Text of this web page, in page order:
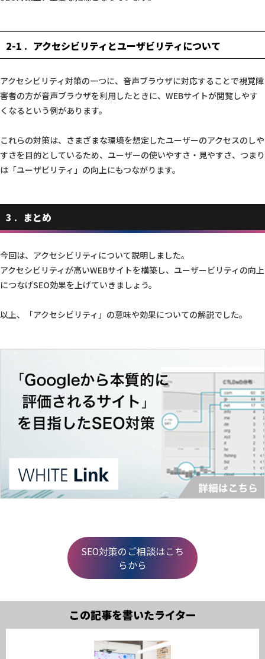
2-1 アクセシビリティとユーザビリティについて
アクセシビリティ対策の一つに、音声ブラウザに対応することで視覚障
害者の方が音声ブラウザを利用したときに、WEBサイトが閲覧しやす
くなるという例があります。
これらの対策は、さまざまな環境を想定したユーザーのアクセスのしや
すさを目的としているため、ユーザーの使いやすさ・見やすさ、つまり
は「ユーザビリティ」の向上にもつながります。
3 まとめ
今回は、アクセシビリティについて説明しました。
アクセシビリティが高いWEBサイトを構築し、ユーザービリティの向上
につなげSEO効果を上げていきましょう。
以上、「アクセシビリティ」の意味や効果についての解説でした。
SEO対策のご相談はこち
らから
この記事を書いたライター